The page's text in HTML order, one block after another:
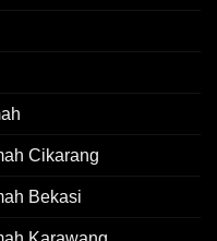
Cikarang
Bekasi